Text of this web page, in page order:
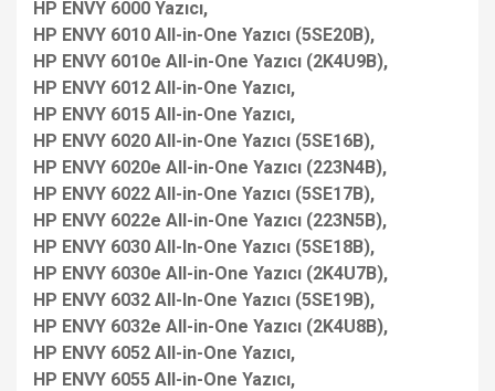
HP ENVY 6000 Yazıcı,
HP ENVY 6010 All-in-One Yazıcı (5SE20B),
HP ENVY 6010e All-in-One Yazıcı (2K4U9B),
HP ENVY 6012 All-in-One Yazıcı,
HP ENVY 6015 All-in-One Yazıcı,
HP ENVY 6020 All-in-One Yazıcı (5SE16B),
HP ENVY 6020e All-in-One Yazıcı (223N4B),
HP ENVY 6022 All-in-One Yazıcı (5SE17B),
HP ENVY 6022e All-in-One Yazıcı (223N5B),
HP ENVY 6030 All-In-One Yazıcı (5SE18B),
HP ENVY 6030e All-in-One Yazıcı (2K4U7B),
HP ENVY 6032 All-In-One Yazıcı (5SE19B),
HP ENVY 6032e All-in-One Yazıcı (2K4U8B),
HP ENVY 6052 All-in-One Yazıcı,
HP ENVY 6055 All-in-One Yazıcı,